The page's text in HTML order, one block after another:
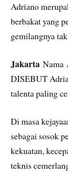
Adriano
berbakat yang
gemilangnya
Jakarta Nama
DISEBUT
talenta paling
Di masa
sebagai sosok
kekuatan,
teknis